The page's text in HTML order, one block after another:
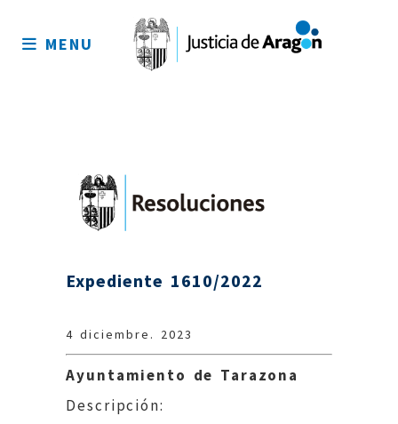
sitio
MENU
Expediente 1610/2022
4 diciembre. 2023
Ayuntamiento de Tarazona
Descripción: